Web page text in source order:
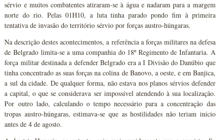
sérvio e muitos combatentes atiraram-se à água e nadaram para a margem
norte do rio. Pelas 01H10, a luta tinha parado pondo fim à primeira
tentativa de invasão do território sérvio por forças austro-húngaras.
Na descrição destes acontecimentos, a referência a forças militares na defesa
de Belgrado limita-se a uma companhia do 18º Regimento de Infantaria. A
força militar destinada a defender Belgrado era a I Divisão do Danúbio que
tinha concentrado as suas forças na colina de Banovo, a oeste, e em Banjica,
a sul da cidade. De qualquer forma, não estava nos planos sérvios defender
a capital, o que se considerava ser impossível atendendo à sua localização.
Por outro lado, calculando o tempo necessário para a concentração das
tropas austro-húngaras, estimava-se que as hostilidades não teriam início
antes de 4 de agosto.